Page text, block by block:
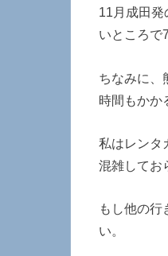
11月成田
いところで
ちなみに、
時間もかか
私はレンタ
混雑してお
もし他の
い。